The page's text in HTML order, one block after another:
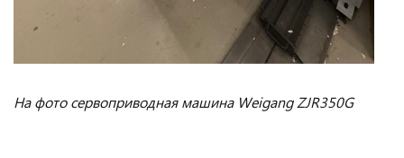
На фото сервоприводная машина Weigang ZJR350G